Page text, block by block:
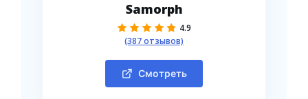
Samorph
4.9
(387 отзывов)
Смотреть